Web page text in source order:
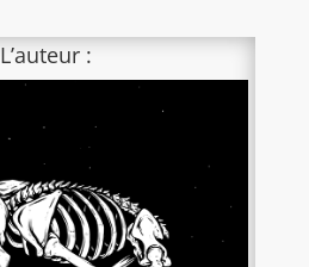
L’auteur :